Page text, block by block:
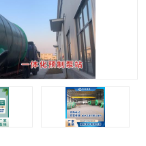
门式冲洗装置
一体化污水处理泵房
浅层砂过滤装置